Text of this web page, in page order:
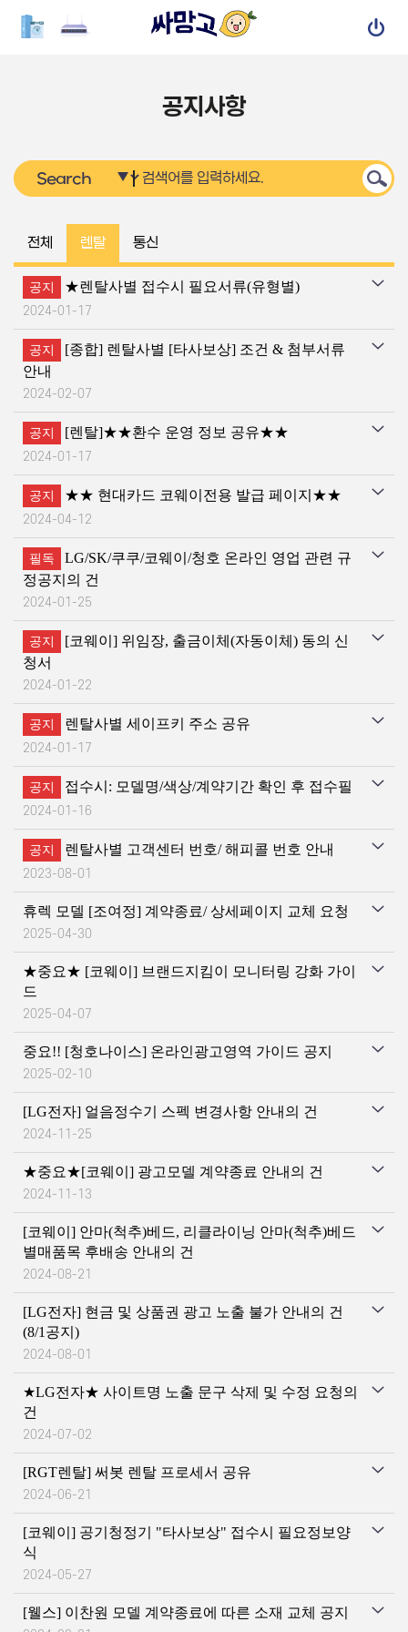
공지사항
전체 렌탈 통신
공지 ★렌탈사별 접수시 필요서류(유형별)
2024-01-17
공지
[종합] 렌탈사별 [타사보상] 조건 & 첨부서류
안내
2024-02-07
공지 [렌탈]★★환수 운영 정보 공유★★
2024-01-17
공지 ★★ 현대카드 코웨이전용 발급 페이지★★
2024-04-12
필독
LG/SK/쿠쿠/코웨이/청호 온라인 영업 관련 규
정공지의 건
2024-01-25
공지
[코웨이] 위임장, 출금이체(자동이체) 동의 신
청서
2024-01-22
공지 렌탈사별 세이프키 주소 공유
2024-01-17
공지 접수시: 모델명/색상/계약기간 확인 후 접수필
2024-01-16
공지 렌탈사별 고객센터 번호/ 해피콜 번호 안내
2023-08-01
휴렉 모델 [조여정] 계약종료/ 상세페이지 교체 요청
2025-04-30
★중요★ [코웨이] 브랜드지킴이 모니터링 강화 가이
드
2025-04-07
중요!! [청호나이스] 온라인광고영역 가이드 공지
2025-02-10
[LG전자] 얼음정수기 스펙 변경사항 안내의 건
2024-11-25
★중요★[코웨이] 광고모델 계약종료 안내의 건
2024-11-13
[코웨이] 안마(척추)베드, 리클라이닝 안마(척추)베드
별매품목 후배송 안내의 건
2024-08-21
[LG전자] 현금 및 상품권 광고 노출 불가 안내의 건
(8/1공지)
2024-08-01
★LG전자★ 사이트명 노출 문구 삭제 및 수정 요청의
건
2024-07-02
[RGT렌탈] 써봇 렌탈 프로세서 공유
2024-06-21
[코웨이] 공기청정기 "타사보상" 접수시 필요정보양
식
2024-05-27
[웰스] 이찬원 모델 계약종료에 따른 소재 교체 공지